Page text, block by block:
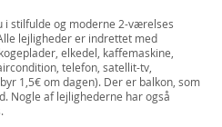
i stilfulde og moderne 2-værelses
lejligheder er indrettet med
elkedel, kaffemaskine,
telefon, satellit-tv,
1,5€ om dagen). Der er balkon, som
Nogle af lejlighederne har også